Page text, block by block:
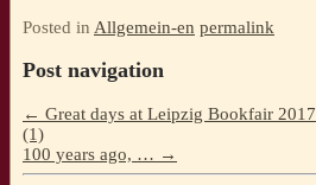
Posted in Allgemein-en permalink
Post navigation
← Great days at Leipzig Bookfair 2017
(1)
100 years ago, … →